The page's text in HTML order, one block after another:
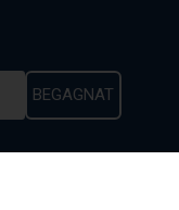
BEGAGNAT